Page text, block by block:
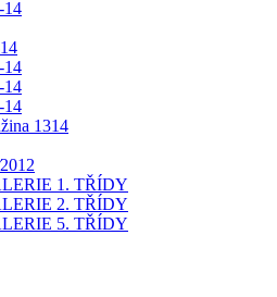
14
14
14
14
1314
1. TŘÍDY
2. TŘÍDY
5. TŘÍDY